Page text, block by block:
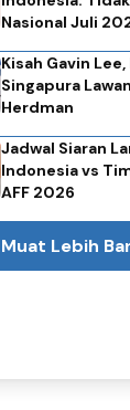
Nasional Juli
Kisah Gavin
Singapura
Herdman
Jadwal Siaran
Indonesia vs
AFF 2026
Muat Lebih